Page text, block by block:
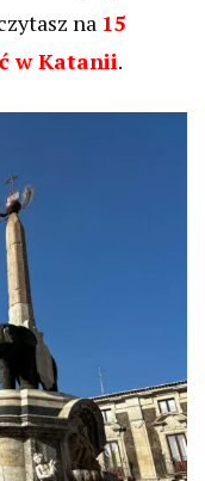
na 15
w Katanii.